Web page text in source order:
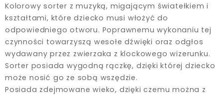
Kolorowy sorter z muzyką, migającym światełkiem i
kształtami, które dziecko musi włożyć do
odpowiedniego otworu. Poprawnemu wykonaniu tej
czynności towarzyszą wesołe dźwięki oraz odgłos
wydawany przez zwierzaka z klockowego wizerunku.
Sorter posiada wygodną rączkę, dzięki której dziecko
może nosić go ze sobą wszędzie.
Posiada zdejmowane wieko, dzięki czemu można z